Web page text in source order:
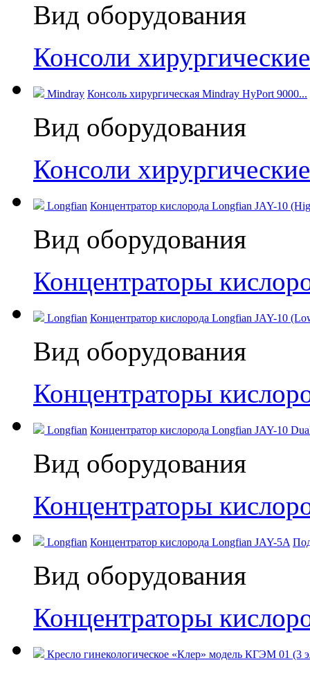
Вид оборудования
Консоли хирургические
Mindray Консоль хирургическая Mindray HyPort 9000...
Вид оборудования
Консоли хирургические
Longfian Концентратор кислорода Longfian JAY-10
Вид оборудования
Концентраторы
Longfian Концентратор кислорода Longfian JAY-10
Вид оборудования
Концентраторы
Longfian Концентратор кислорода Longfian JAY-10
Вид оборудования
Концентраторы
Longfian Концентратор кислорода Longfian JAY-5A
Вид оборудования
Концентраторы
Кресло гинекологическое «Клер» модель КГЭМ 01 (3